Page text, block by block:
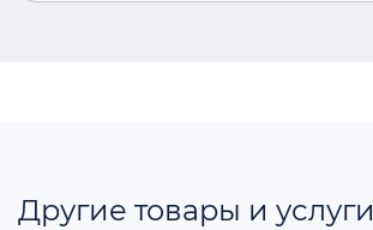
Другие товары и услуги